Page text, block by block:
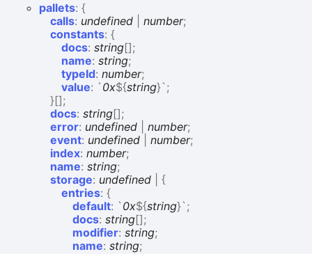
pallets: {
calls: undefined number;
constants: {
docs: string[];
name: string;
typeId: number;
value: ` 0x${string}` ;
}[];
docs: string[];
error: undefined number;
event: undefined number;
index: number;
name: string;
storage: undefined
{
entries: {
default: ` 0x${string}` ;
docs: string[];
modifier: string;
name: string;